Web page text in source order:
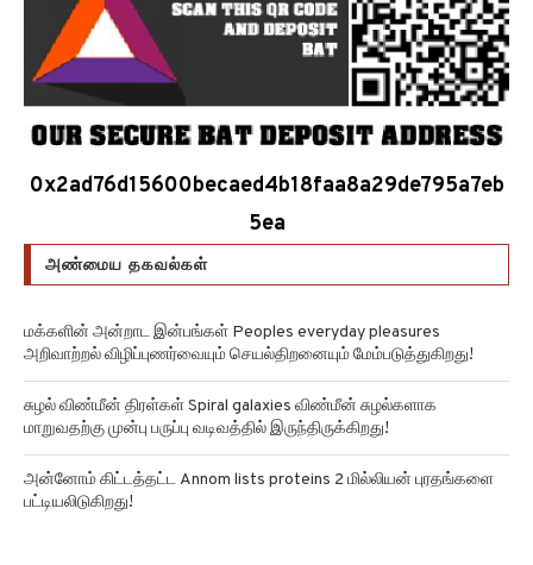
0x2ad76d15600becaed4b18faa8a29de795a7eb
5ea
அண்மைய தகவல்கள்
மக்களின் அன்றாட இன்பங்கள் Peoples everyday pleasures
அறிவாற்றல் விழிப்புணர்வையும் செயல்திறனையும் மேம்படுத்துகிறது!
சுழல் விண்மீன் திரள்கள் Spiral galaxies விண்மீன் சுழல்களாக
மாறுவதற்கு முன்பு பருப்பு வடிவத்தில் இருந்திருக்கிறது!
அன்னோம் கிட்டத்தட்ட Annom lists proteins 2 மில்லியன் புரதங்களை
பட்டியலிடுகிறது!